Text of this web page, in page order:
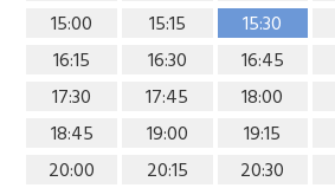
15:00
15:15 15:30
16:15
16:30 16:45
17:30
17:45 18:00
18:45
19:00 19:15
20:00
20:15 20:30